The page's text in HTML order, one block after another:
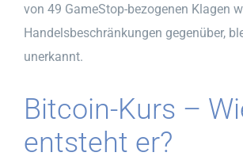
von 49 GameStop-bezogenen Klagen
Handelsbeschränkungen gegenüber,
unerkannt.
Bitcoin-Kurs –
entsteht er?